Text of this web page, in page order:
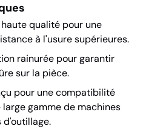
qualité pour une
à l'usure supérieures.
rainurée pour garantir
sur la pièce.
pour une compatibilité
gamme de machines
d'outillage.